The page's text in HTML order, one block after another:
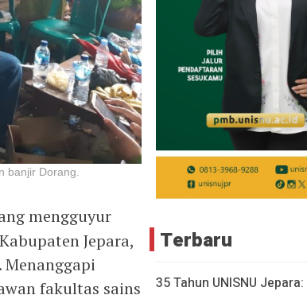
banjir Dorang.
mengguyur
Jepara,
Menanggapi
fakultas sains
Terbaru
35 Tahun UNISNU Jepara: